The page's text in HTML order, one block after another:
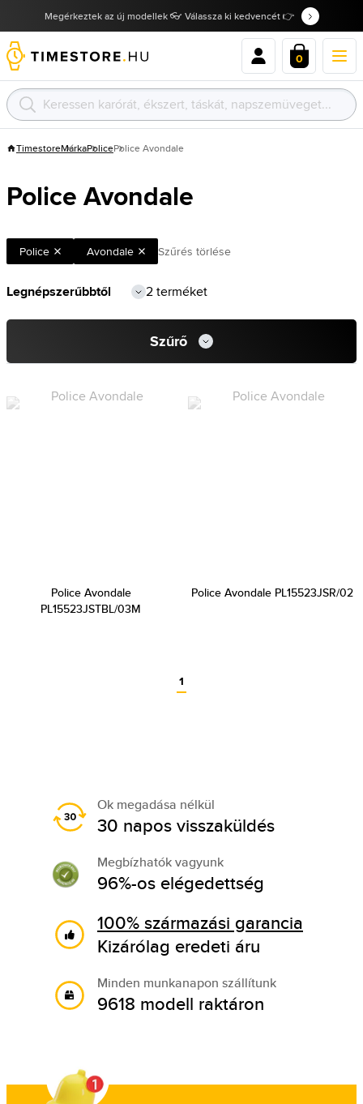
Megérkeztek az új modellek 👓 Válassza ki kedvencét 👉
0
TimestoreMárkaPolicePolice Avondale
Police Avondale
Police Avondale Szűrés törlése
2 terméket
Szűrő
Police Avondale
PL15523JSTBL/03M
Police Avondale PL15523JSR/02
1
Ok megadása nélkül
30 napos visszaküldés
Megbízhatók vagyunk
96%-os elégedettség
100% származási garancia
Kizárólag eredeti áru
Minden munkanapon szállítunk
9618 modell raktáron